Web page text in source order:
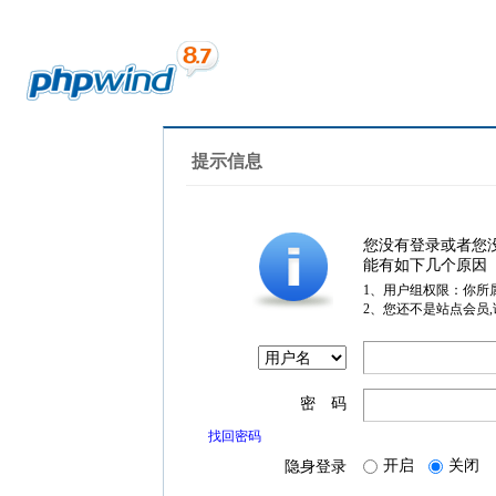
提示信息
您没有登录或者您
能有如下几个原因
1、用户组权限：你所
2、您还不是站点会员
密 码
找回密码
隐身登录 开启 关闭